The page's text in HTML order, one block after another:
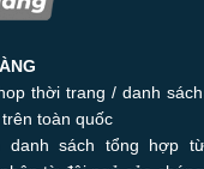
thời trang / danh
toàn quốc
danh sách tổng hợp